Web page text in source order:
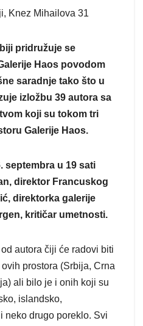
Knez Mihailova 31
pridružuje se
Haos povodom
saradnje tako što u
izložbu 39 autora sa
koji su tokom tri
Galerije Haos.
septembra u 19 sati
, direktor Francuskog
direktorka galerije
kritičar umetnosti.
autora čiji će radovi biti
prostora (Srbija, Crna
ali bilo je i onih koji su
islandsko,
neko drugo poreklo. Svi